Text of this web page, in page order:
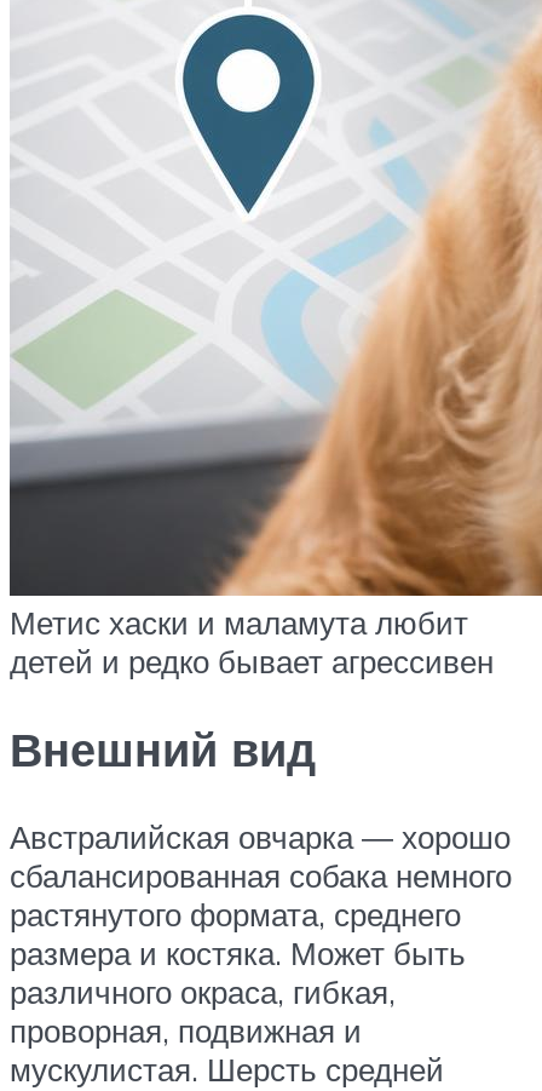
Метис хаски и маламута любит
детей и редко бывает агрессивен
Внешний вид
Австралийская овчарка ― хорошо
сбалансированная собака немного
растянутого формата, среднего
размера и костяка. Может быть
различного окраса, гибкая,
проворная, подвижная и
мускулистая. Шерсть средней